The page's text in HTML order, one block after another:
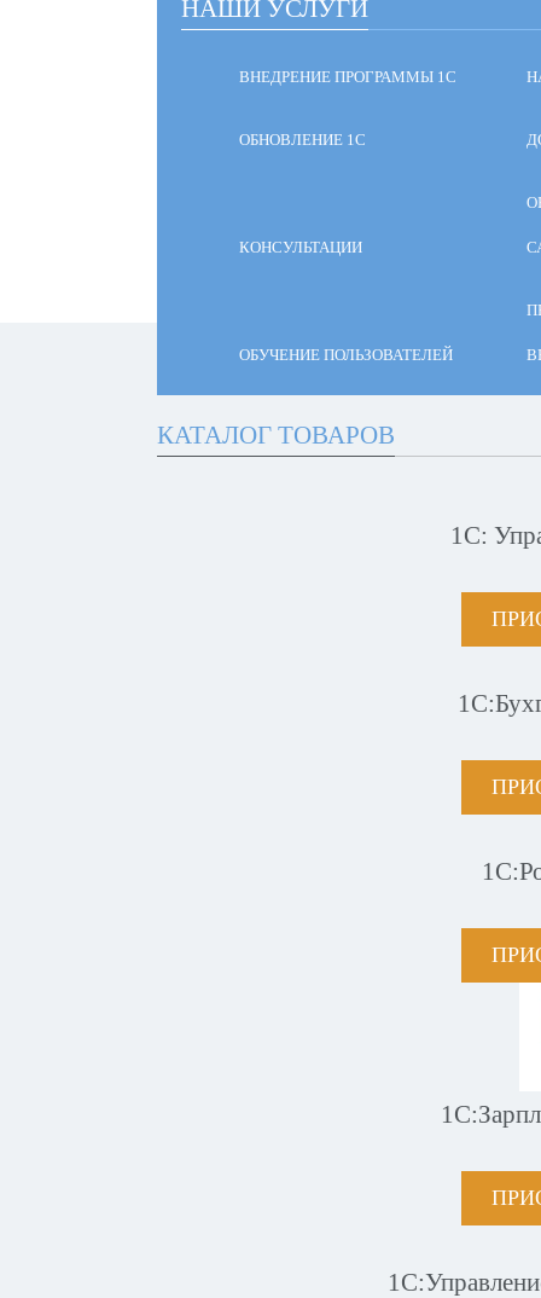
НАШИ УСЛУГИ
ВНЕДРЕНИЕ ПРОГРАММЫ 1С
ОБНОВЛЕНИЕ 1С
КОНСУЛЬТАЦИИ
ОБУЧЕНИЕ ПОЛЬЗОВАТЕЛЕЙ
КАТАЛОГ ТОВАРОВ
1С: